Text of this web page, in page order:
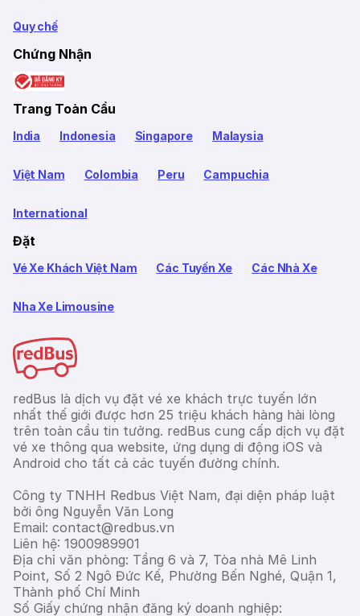
Quy chế
Chứng Nhận
Trang Toàn Cầu
India Indonesia Singapore Malaysia
Việt Nam Colombia Peru Campuchia
International
Đặt
Vé Xe Khách Việt Nam Các Tuyến Xe Các Nhà Xe
Nha Xe Limousine
redBus là dịch vụ đặt vé xe khách trực tuyến lớn
nhất thế giới được hơn 25 triệu khách hàng hài lòng
trên toàn cầu tin tưởng. redBus cung cấp dịch vụ đặt
vé xe thông qua website, ứng dụng di động iOS và
Android cho tất cả các tuyến đường chính.
Công ty TNHH Redbus Việt Nam, đại diện pháp luật
bởi ông Nguyễn Văn Long
Email: contact@redbus.vn
Liên hệ: 1900989901
Địa chỉ văn phòng: Tầng 6 và 7, Tòa nhà Mê Linh
Point, Số 2 Ngô Đức Kế, Phường Bến Nghé, Quận 1,
Thành phố Chí Minh
Số Giấy chứng nhận đăng ký doanh nghiệp: